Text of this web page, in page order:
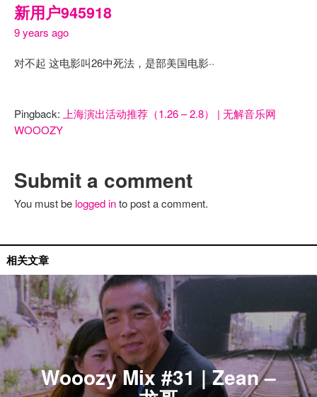
新用户945918
9 years ago
对不起 这电影叫26中死法，是部美国电影··
Pingback: 上海演出活动推荐（1.26 – 2.8） | 无解音乐网
WOOOZY
Submit a comment
You must be logged into post a comment.
相关文章
Wooozy Mix #31 | Zean –
mixtape